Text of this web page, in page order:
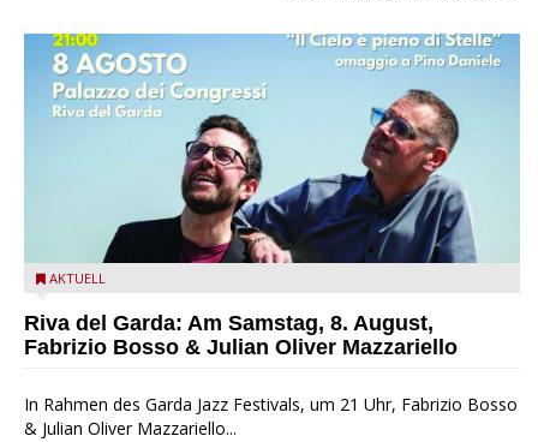
Fabrizio Bosso & Julian Oliver Mazzariello zu Gast beim Garda
AKTUELL
Riva del Garda: Am Samstag, 8. August,
Fabrizio Bosso & Julian Oliver Mazzariello
In Rahmen des Garda Jazz Festivals, um 21 Uhr, Fabrizio Bosso
& Julian Oliver Mazzariello...